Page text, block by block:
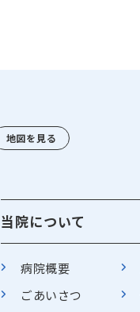
地図を見る
当院について
病院概要
ごあいさつ